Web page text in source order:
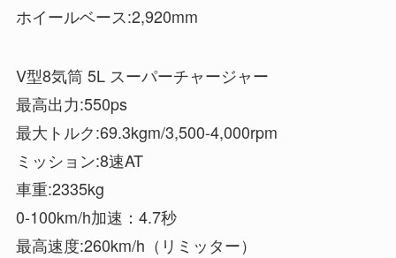
ホイールベース:2,920mm
V型8気筒 5L スーパーチャージャー
最高出力:550ps
最大トルク:69.3kgm/3,500-4,000rpm
ミッション:8速AT
車重:2335kg
0-100km/h加速：4.7秒
最高速度:260km/h（リミッター）